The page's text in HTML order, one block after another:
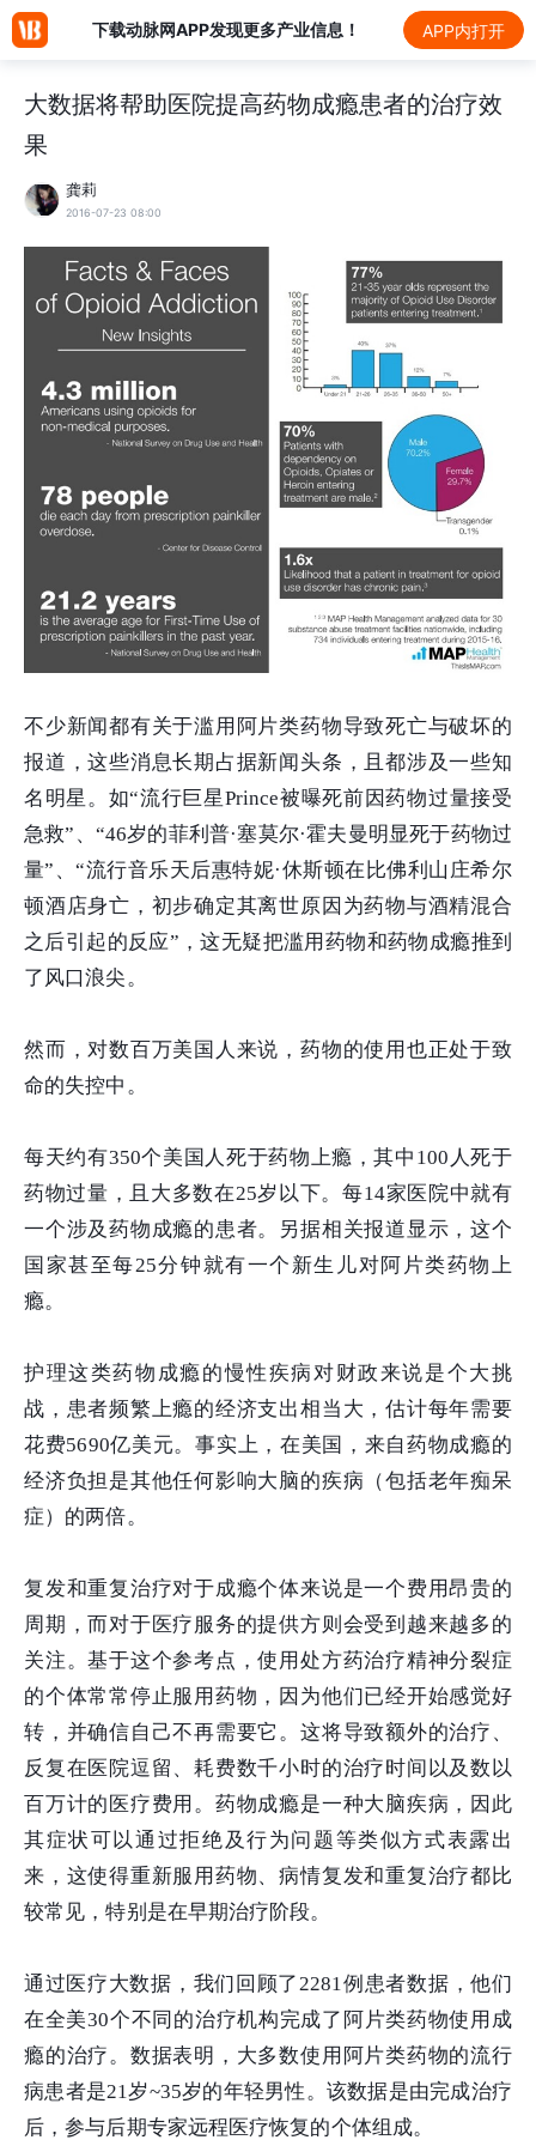
下载动脉网APP发现更多产业信息！ APP内打开
大数据将帮助医院提高药物成瘾患者的治疗效
果
龚莉
2016-07-23 08:00
不少新闻都有关于滥用阿片类药物导致死亡与破坏的
报道，这些消息长期占据新闻头条，且都涉及一些知
名明星。如“流行巨星Prince被曝死前因药物过量接受
急救”、“46岁的菲利普·塞莫尔·霍夫曼明显死于药物过
量”、“流行音乐天后惠特妮·休斯顿在比佛利山庄希尔
顿酒店身亡，初步确定其离世原因为药物与酒精混合
之后引起的反应”，这无疑把滥用药物和药物成瘾推到
了风口浪尖。
然而，对数百万美国人来说，药物的使用也正处于致
命的失控中。
每天约有350个美国人死于药物上瘾，其中100人死于
药物过量，且大多数在25岁以下。每14家医院中就有
一个涉及药物成瘾的患者。另据相关报道显示，这个
国家甚至每25分钟就有一个新生儿对阿片类药物上
瘾。
护理这类药物成瘾的慢性疾病对财政来说是个大挑
战，患者频繁上瘾的经济支出相当大，估计每年需要
花费5690亿美元。事实上，在美国，来自药物成瘾的
经济负担是其他任何影响大脑的疾病（包括老年痴呆
症）的两倍。
复发和重复治疗对于成瘾个体来说是一个费用昂贵的
周期，而对于医疗服务的提供方则会受到越来越多的
关注。基于这个参考点，使用处方药治疗精神分裂症
的个体常常停止服用药物，因为他们已经开始感觉好
转，并确信自己不再需要它。这将导致额外的治疗、
反复在医院逗留、耗费数千小时的治疗时间以及数以
百万计的医疗费用。药物成瘾是一种大脑疾病，因此
其症状可以通过拒绝及行为问题等类似方式表露出
来，这使得重新服用药物、病情复发和重复治疗都比
较常见，特别是在早期治疗阶段。
通过医疗大数据，我们回顾了2281例患者数据，他们
在全美30个不同的治疗机构完成了阿片类药物使用成
瘾的治疗。数据表明，大多数使用阿片类药物的流行
病患者是21岁~35岁的年轻男性。该数据是由完成治疗
后，参与后期专家远程医疗恢复的个体组成。